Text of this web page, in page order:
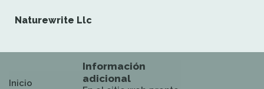
Naturewrite Llc
Inicio
Información
adicional